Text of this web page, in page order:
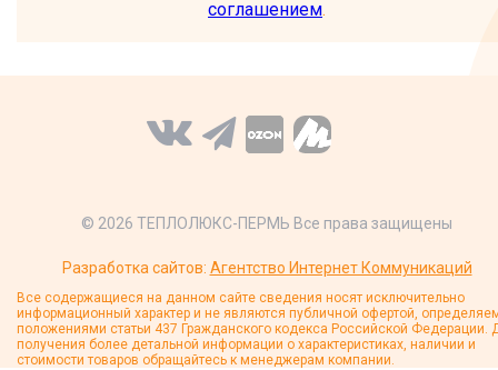
соглашением.
© 2026 ТЕПЛОЛЮКС-ПЕРМЬ Все права защищены
Разработка сайтов: Агентство Интернет Коммуникаций
Все содержащиеся на данном сайте сведения носят исключительно
информационный характер и не являются публичной офертой,
положениями статьи 437 Гражданского кодекса Российской Федерации.
получения более детальной информации о характеристиках, наличии и
стоимости товаров обращайтесь к менеджерам компании.